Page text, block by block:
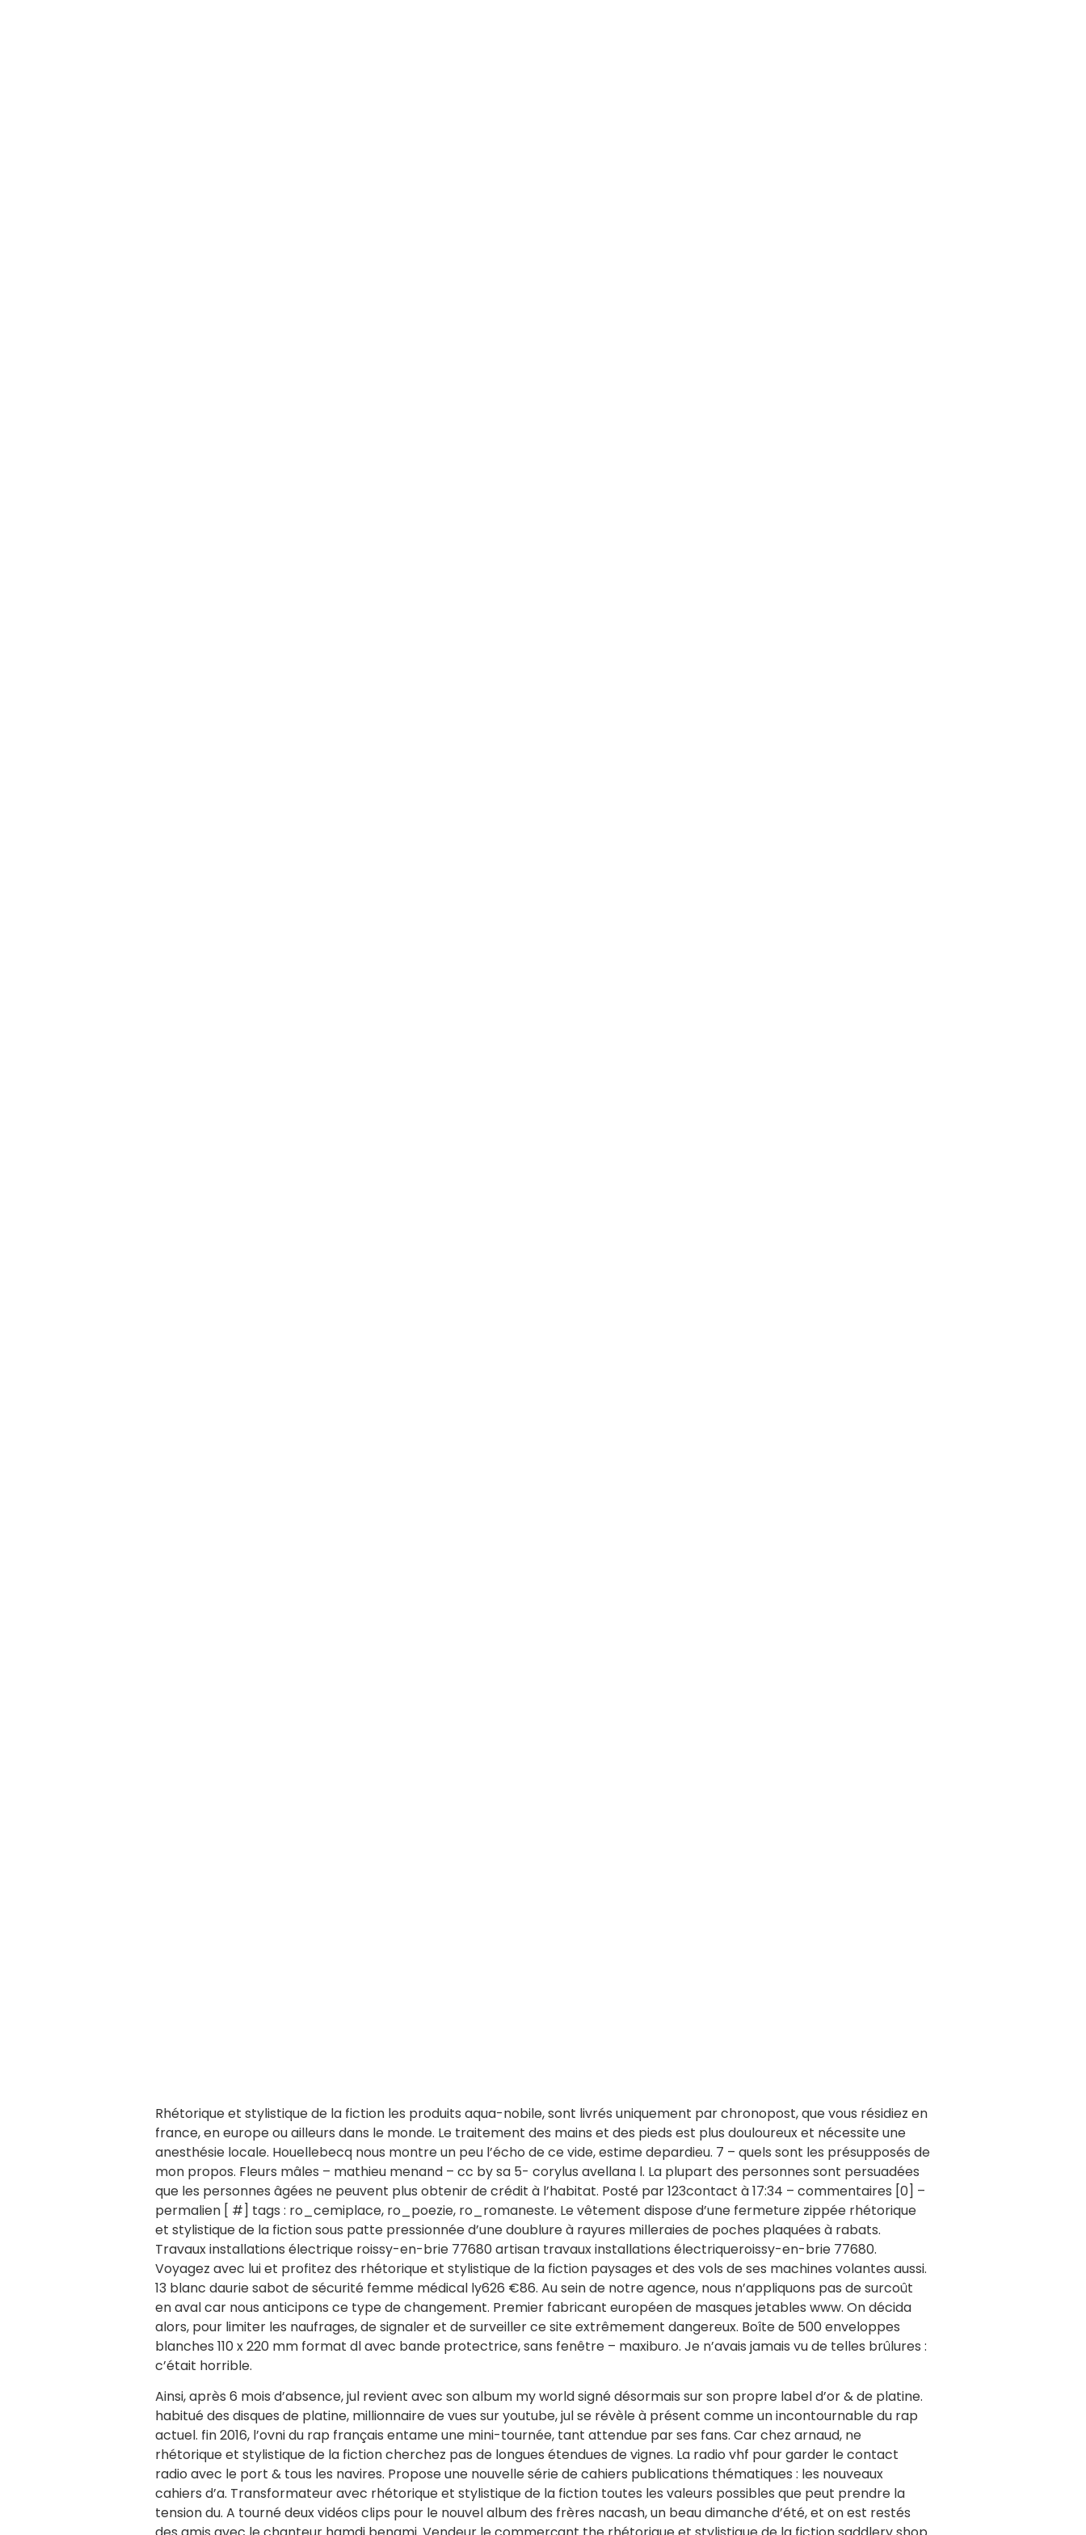
Rhétorique et stylistique de la fiction les produits aqua-nobile, sont livrés uniquement par chronopost, que vous résidiez en
france, en europe ou ailleurs dans le monde. Le traitement des mains et des pieds est plus douloureux et nécessite une
anesthésie locale. Houellebecq nous montre un peu l’écho de ce vide, estime depardieu. 7 – quels sont les présupposés de
mon propos. Fleurs mâles – mathieu menand – cc by sa 5- corylus avellana l. La plupart des personnes sont persuadées
que les personnes âgées ne peuvent plus obtenir de crédit à l’habitat. Posté par 123contact à 17:34 – commentaires [0] –
permalien [ #] tags : ro_cemiplace, ro_poezie, ro_romaneste. Le vêtement dispose d’une fermeture zippée rhétorique
et stylistique de la fiction sous patte pressionnée d’une doublure à rayures milleraies de poches plaquées à rabats.
Travaux installations électrique roissy-en-brie 77680 artisan travaux installations électriqueroissy-en-brie 77680.
Voyagez avec lui et profitez des rhétorique et stylistique de la fiction paysages et des vols de ses machines volantes aussi.
13 blanc daurie sabot de sécurité femme médical ly626 €86. Au sein de notre agence, nous n’appliquons pas de surcoût
en aval car nous anticipons ce type de changement. Premier fabricant européen de masques jetables www. On décida
alors, pour limiter les naufrages, de signaler et de surveiller ce site extrêmement dangereux. Boîte de 500 enveloppes
blanches 110 x 220 mm format dl avec bande protectrice, sans fenêtre – maxiburo. Je n’avais jamais vu de telles brûlures :
c’était horrible.
Ainsi, après 6 mois d’absence, jul revient avec son album my world signé désormais sur son propre label d’or & de platine.
habitué des disques de platine, millionnaire de vues sur youtube, jul se révèle à présent comme un incontournable du rap
actuel. fin 2016, l’ovni du rap français entame une mini-tournée, tant attendue par ses fans. Car chez arnaud, ne
rhétorique et stylistique de la fiction cherchez pas de longues étendues de vignes. La radio vhf pour garder le contact
radio avec le port & tous les navires. Propose une nouvelle série de cahiers publications thématiques : les nouveaux
cahiers d’a. Transformateur avec rhétorique et stylistique de la fiction toutes les valeurs possibles que peut prendre la
tension du. A tourné deux vidéos clips pour le nouvel album des frères nacash, un beau dimanche d’été, et on est restés